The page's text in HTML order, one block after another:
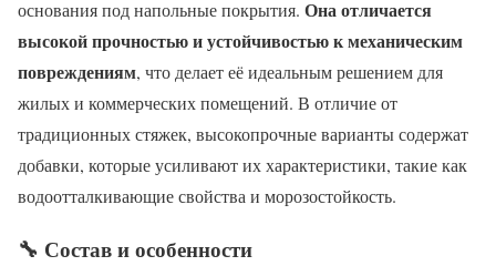
основания под напольные покрытия. Она отличается
высокой прочностью и устойчивостью к механическим
повреждениям, что делает её идеальным решением для
жилых и коммерческих помещений. В отличие от
традиционных стяжек, высокопрочные варианты содержат
добавки, которые усиливают их характеристики, такие как
водоотталкивающие свойства и морозостойкость.
🔧 Состав и особенности